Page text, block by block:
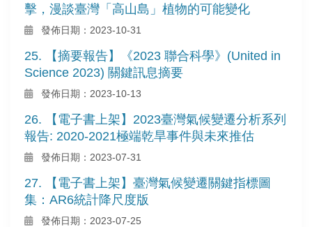
擊，漫談臺灣「高山島」植物的可能變化
發佈日期：2023-10-31
25. 【摘要報告】《2023 聯合科學》(United in
Science 2023) 關鍵訊息摘要
發佈日期：2023-10-13
26. 【電子書上架】2023臺灣氣候變遷分析系列
報告: 2020-2021極端乾旱事件與未來推估
發佈日期：2023-07-31
27. 【電子書上架】臺灣氣候變遷關鍵指標圖
集：AR6統計降尺度版
發佈日期：2023-07-25